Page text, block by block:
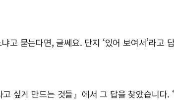
묻는다면, 글쎄요. 단지 ‘있어 보여서’라고
싶게 만드는 것들』에서 그 답을 찾았습니다.